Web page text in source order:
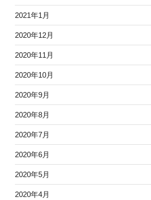
2021年1月
2020年12月
2020年11月
2020年10月
2020年9月
2020年8月
2020年7月
2020年6月
2020年5月
2020年4月